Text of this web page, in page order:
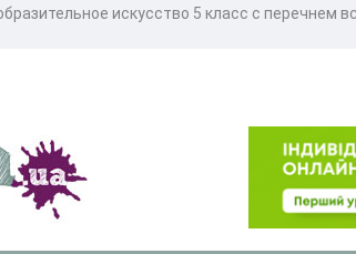
искусство 5 класс с перечнем